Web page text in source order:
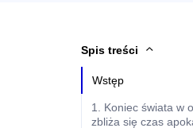
Spis treści
Wstęp
1. Koniec świata w
zbliża się czas